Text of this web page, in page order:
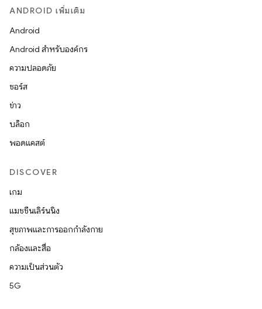
ANDROID เพิ่มเติม
Android
Android สำหรับองค์กร
ความปลอดภัย
ซอร์ส
ข่าว
บล็อก
พอดแคสต์
DISCOVER
เกม
แมชชีนเลิร์นนิง
สุขภาพและการออกกำลังกาย
กล้องและสื่อ
ความเป็นส่วนตัว
5G